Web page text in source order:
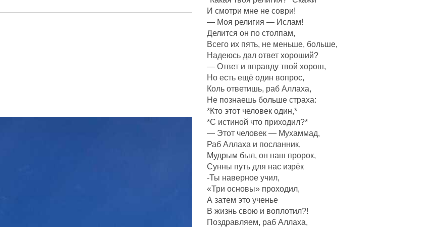
И смотри мне не соври!
— Моя религия — Ислам!
Делится он по столпам,
Всего их пять, не меньше, больше,
Надеюсь дал ответ хороший?
— Ответ и вправду твой хорош,
Но есть ещё один вопрос,
Коль ответишь, раб Аллаха,
Не познаешь больше страха:
*Кто этот человек один,*
*С истиной что приходил?*
— Этот человек — Мухаммад,
Раб Аллаха и посланник,
Мудрым был, он наш пророк,
Сунны путь для нас изрёк
-Ты наверное учил,
«Три основы» проходил,
А затем это ученье
В жизнь свою и воплотил?!
Поздравляем, раб Аллаха,